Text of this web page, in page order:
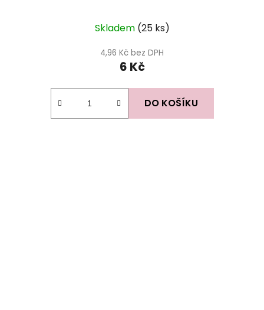
Skladem (25 ks)
4,96 Kč bez DPH
6 Kč
DO KOŠÍKU